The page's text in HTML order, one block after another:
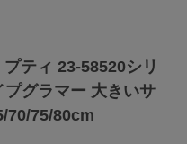
ティ 23-58520シリ
グラマー 大きいサ
70/75/80cm